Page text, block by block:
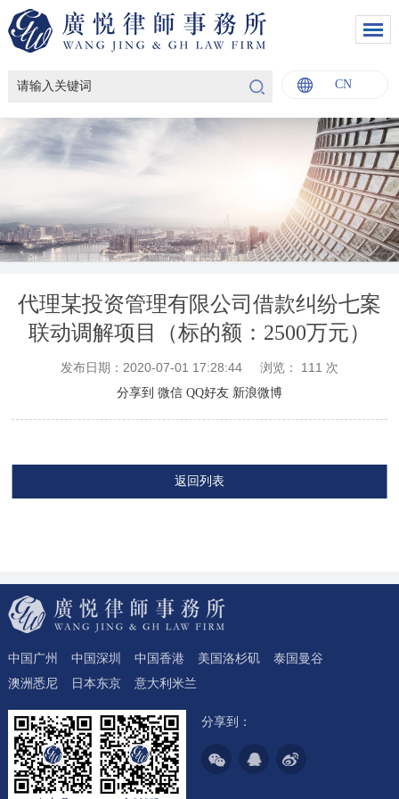
CN
中文
Italiano
Français
代理某投资管理有限公司借款纠纷七案
联动调解项目（标的额：2500万元）
发布日期：2020-07-01 17:28:44 浏览： 111 次
分享到 微信 QQ好友 新浪微博
返回列表
中国广州 中国深圳 中国香港 美国洛杉矶
泰国曼谷
澳洲悉尼
日本东京 意大利米兰
分享到：